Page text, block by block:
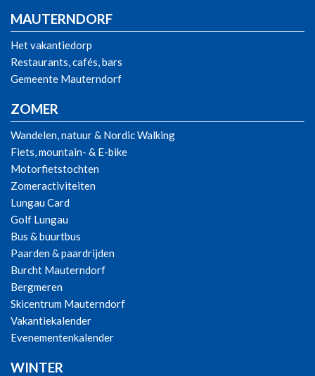
MAUTERNDORF
Het vakantiedorp
Restaurants, cafés, bars
Gemeente Mauterndorf
ZOMER
Wandelen, natuur & Nordic Walking
Fiets, mountain- & E-bike
Motorfietstochten
Zomeractiviteiten
Lungau Card
Golf Lungau
Bus & buurtbus
Paarden & paardrijden
Burcht Mauterndorf
Bergmeren
Skicentrum Mauterndorf
Vakantiekalender
Evenementenkalender
WINTER